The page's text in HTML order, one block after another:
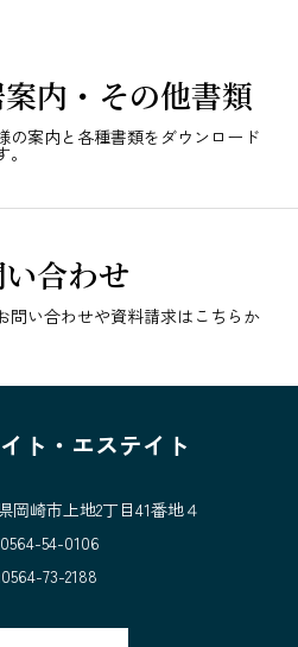
案内・その他書類
の案内と各種書類をダウンロード
合わせ
問い合わせや資料請求はこちらか
ト・エステイト
崎市上地2丁目41番地４
54-0106
73-2188